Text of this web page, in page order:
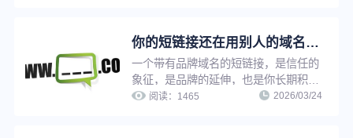
从容和掌控。
你的短链接还在用别人的域名？缩链支持自有域名，让每个链接都成为品牌资产
一个带有品牌域名的短链接，是信任的
象征，是品牌的延伸，也是你长期积累
的资产。缩链的自有域名功能，让每一
阅读： 1465 2026/03/24